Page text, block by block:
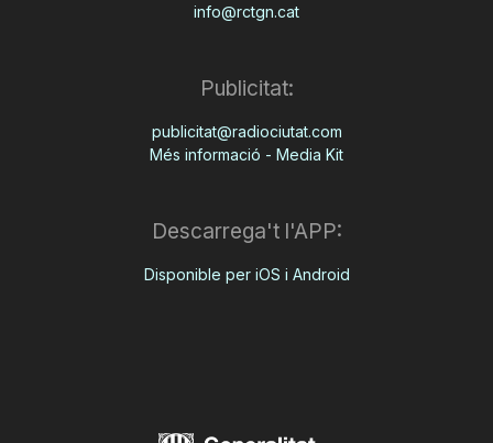
info@rctgn.cat
Publicitat:
publicitat@radiociutat.com
Més informació - Media Kit
Descarrega't l'APP:
Disponible per iOS i Android